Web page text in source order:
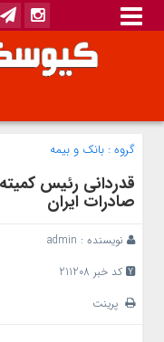
گروه : بانک‌ و بیمه
قدردانی رئیس
صادرات ایران
نویسنده : admin
کد خبر 211208
پرینت